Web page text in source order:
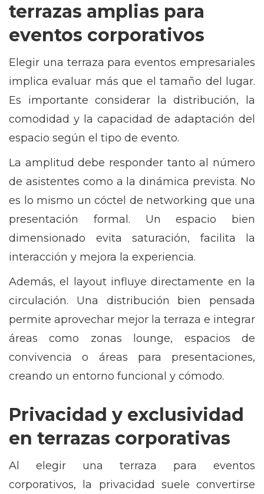
terrazas amplias para
eventos corporativos
Elegir una terraza para eventos empresariales
implica evaluar más que el tamaño del lugar.
Es importante considerar la distribución, la
comodidad y la capacidad de adaptación del
espacio según el tipo de evento.
La amplitud debe responder tanto al número
de asistentes como a la dinámica prevista. No
es lo mismo un cóctel de networking que una
presentación formal. Un espacio bien
dimensionado evita saturación, facilita la
interacción y mejora la experiencia.
Además, el layout influye directamente en la
circulación. Una distribución bien pensada
permite aprovechar mejor la terraza e integrar
áreas como zonas lounge, espacios de
convivencia o áreas para presentaciones,
creando un entorno funcional y cómodo.
Privacidad y exclusividad
en terrazas corporativas
Al elegir una terraza para eventos
corporativos, la privacidad suele convertirse